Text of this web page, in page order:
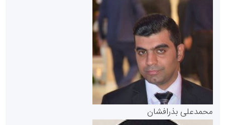
پایگاه خبری گفتمان یزد
سازمان بورس و اوراق بهادار
مرجع اخبار موثق در بازارسرمایه
محمدعلی بذرافشان